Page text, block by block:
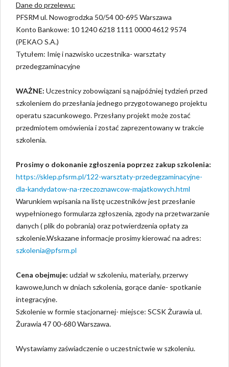
Dane do przelewu:
PFSRM ul. Nowogrodzka 50/54 00-695 Warszawa
Konto Bankowe: 10 1240 6218 1111 0000 4612 9574
(PEKAO S.A.)
Tytułem: Imię i nazwisko uczestnika- warsztaty
przedegzaminacyjne
WAŻNE: Uczestnicy zobowiązani są najpóźniej tydzień przed
szkoleniem do przesłania jednego przygotowanego projektu
operatu szacunkowego. Przesłany projekt może zostać
przedmiotem omówienia i zostać zaprezentowany w trakcie
szkolenia.
Prosimy o dokonanie zgłoszenia poprzez zakup szkolenia:
https://sklep.pfsrm.pl/122-warsztaty-przedegzaminacyjne-
dla-kandydatow-na-rzeczoznawcow-majatkowych.html
Warunkiem wpisania na listę uczestników jest przesłanie
wypełnionego formularza zgłoszenia, zgody na przetwarzanie
danych ( plik do pobrania) oraz potwierdzenia opłaty za
szkolenie.Wskazane informacje prosimy kierować na adres:
szkolenia@pfsrm.pl
Cena obejmuje: udział w szkoleniu, materiały, przerwy
kawowe,lunch w dniach szkolenia, gorące danie- spotkanie
integracyjne.
Szkolenie w formie stacjonarnej- miejsce: SCSK Żurawia ul.
Żurawia 47 00-680 Warszawa.
Wystawiamy zaświadczenie o uczestnictwie w szkoleniu.